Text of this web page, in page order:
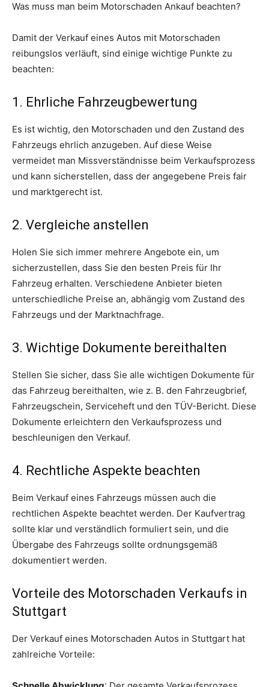
Was muss man beim Motorschaden Ankauf beachten?
Damit der Verkauf eines Autos mit Motorschaden
reibungslos verläuft, sind einige wichtige Punkte zu
beachten:
1. Ehrliche Fahrzeugbewertung
Es ist wichtig, den Motorschaden und den Zustand des
Fahrzeugs ehrlich anzugeben. Auf diese Weise
vermeidet man Missverständnisse beim Verkaufsprozess
und kann sicherstellen, dass der angegebene Preis fair
und marktgerecht ist.
2. Vergleiche anstellen
Holen Sie sich immer mehrere Angebote ein, um
sicherzustellen, dass Sie den besten Preis für Ihr
Fahrzeug erhalten. Verschiedene Anbieter bieten
unterschiedliche Preise an, abhängig vom Zustand des
Fahrzeugs und der Marktnachfrage.
3. Wichtige Dokumente bereithalten
Stellen Sie sicher, dass Sie alle wichtigen Dokumente für
das Fahrzeug bereithalten, wie z. B. den Fahrzeugbrief,
Fahrzeugschein, Serviceheft und den TÜV-Bericht. Diese
Dokumente erleichtern den Verkaufsprozess und
beschleunigen den Verkauf.
4. Rechtliche Aspekte beachten
Beim Verkauf eines Fahrzeugs müssen auch die
rechtlichen Aspekte beachtet werden. Der Kaufvertrag
sollte klar und verständlich formuliert sein, und die
Übergabe des Fahrzeugs sollte ordnungsgemäß
dokumentiert werden.
Vorteile des Motorschaden Verkaufs in
Stuttgart
Der Verkauf eines Motorschaden Autos in Stuttgart hat
zahlreiche Vorteile: